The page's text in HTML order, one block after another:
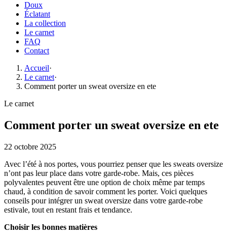
Doux
Éclatant
La collection
Le carnet
FAQ
Contact
Accueil·
Le carnet·
Comment porter un sweat oversize en ete
Le carnet
Comment porter un sweat oversize en ete
22 octobre 2025
Avec l’été à nos portes, vous pourriez penser que les sweats oversize
n’ont pas leur place dans votre garde-robe. Mais, ces pièces
polyvalentes peuvent être une option de choix même par temps
chaud, à condition de savoir comment les porter. Voici quelques
conseils pour intégrer un sweat oversize dans votre garde-robe
estivale, tout en restant frais et tendance.
Choisir les bonnes matières